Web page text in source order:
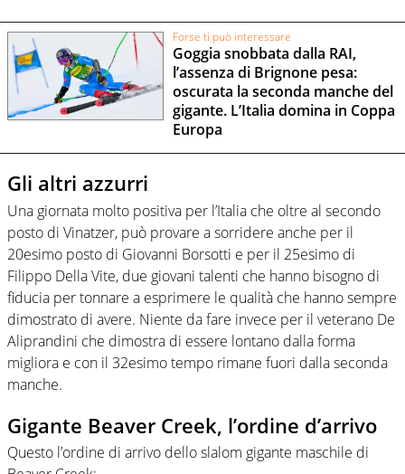
Forse ti può interessare
Goggia snobbata dalla RAI,
l’assenza di Brignone pesa:
oscurata la seconda manche del
gigante. L’Italia domina in Coppa
Europa
Gli altri azzurri
Una giornata molto positiva per l’Italia che oltre al secondo
posto di Vinatzer, può provare a sorridere anche per il
20esimo posto di Giovanni Borsotti e per il 25esimo di
Filippo Della Vite, due giovani talenti che hanno bisogno di
fiducia per tonnare a esprimere le qualità che hanno sempre
dimostrato di avere. Niente da fare invece per il veterano De
Aliprandini che dimostra di essere lontano dalla forma
migliora e con il 32esimo tempo rimane fuori dalla seconda
manche.
Gigante Beaver Creek, l’ordine d’arrivo
Questo l’ordine di arrivo dello slalom gigante maschile di